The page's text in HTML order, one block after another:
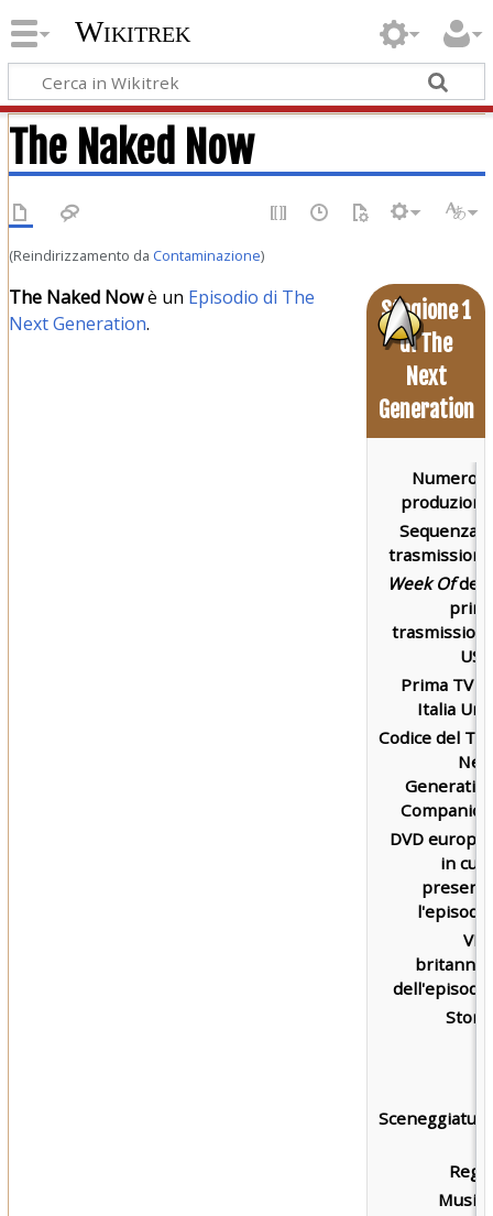
Wikitrek
The Naked Now
(Reindirizzamento da Contaminazione)
Stagione 1
di The
Next
Generation
Numero
Sequenza
Week Of
Prima TV
Italia
Codice del
DVD
in cui
The Naked Nowè un Episodio di The
Next Generation.